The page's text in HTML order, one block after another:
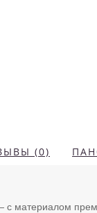
(0)
материалом